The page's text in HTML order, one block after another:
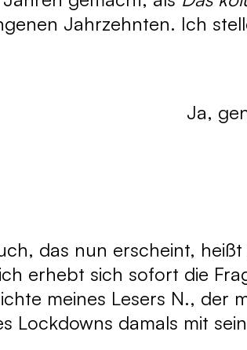
Jahrzehnten. Ich
Ja,
das nun erscheint, heißt
erhebt sich sofort die
meines Lesers N., der
Lockdowns damals mit